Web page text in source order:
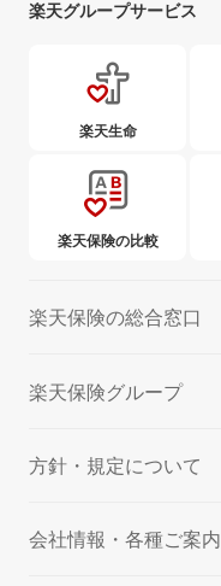
楽天グループサービス
楽天生命
楽天保険の比較
楽天保険の総合窓口
楽天保険グループ
方針・規定について
会社情報・各種ご案内